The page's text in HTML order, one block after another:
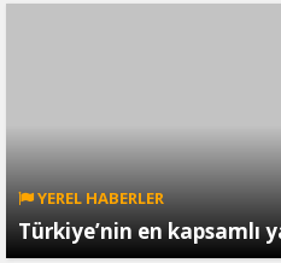
YEREL HABERLER
Türkiye’nin en kapsamlı